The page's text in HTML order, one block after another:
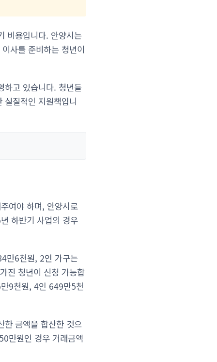
비용입니다. 안양시는
사를 준비하는 청년이
하고 있습니다. 청년들
실질적인 지원책입니
여야 하며, 안양시로
하반기 사업의 경우
만6천원, 2인 가구는
진 청년이 신청 가능합
9천원, 4인 649만5천
한 금액을 합산한 것으
만원인 경우 거래금액